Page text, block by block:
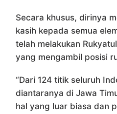
Secara khusus, dirinya
kasih kepada semua
telah melakukan
yang mengambil posisi
“Dari 124 titik seluruh
diantaranya di Jawa
hal yang luar biasa dan